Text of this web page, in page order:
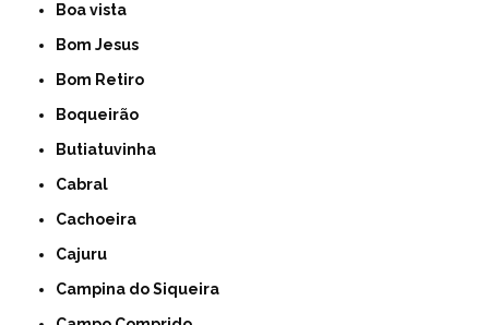
Boa vista
Bom Jesus
Bom Retiro
Boqueirão
Butiatuvinha
Cabral
Cachoeira
Cajuru
Campina do Siqueira